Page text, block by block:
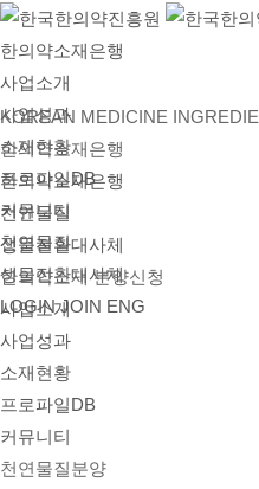
한의약소재은행
사업소개
사업성과
소재현황
프로파일DB
커뮤니티
천연물질
생물전환대사체
LOGIN JOIN ENG
KOREAN MEDICINE
한의약소재은행
한의약소재은행
천연물질
생물전환대사체
한의약소재 분양신청
사업소개
사업성과
소재현황
프로파일DB
커뮤니티
천연물질분양